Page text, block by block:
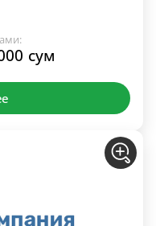
сум